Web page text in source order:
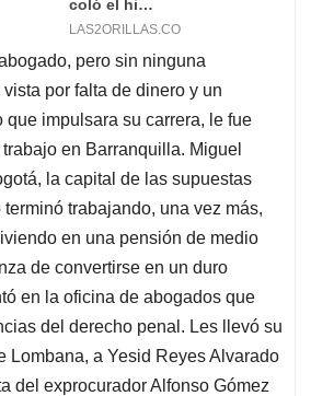
pero sin ninguna
por falta de dinero y un
impulsara su carrera, le fue
en Barranquilla. Miguel
la capital de las supuestas
trabajando, una vez más,
en una pensión de medio
de convertirse en un duro
en la oficina de abogados que
del derecho penal. Les llevó su
Lombana, a Yesid Reyes Alvarado
del exprocurador Alfonso Gómez